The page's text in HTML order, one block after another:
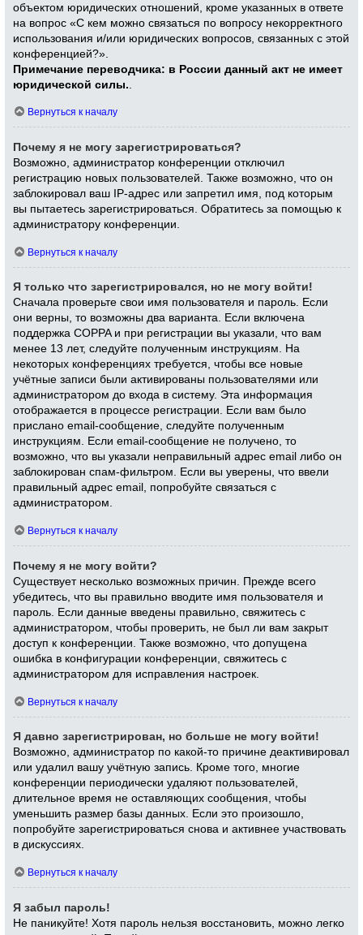
объектом юридических отношений, кроме указанных в ответе
на вопрос «С кем можно связаться по вопросу некорректного
использования и/или юридических вопросов, связанных с этой
конференцией?».
Примечание переводчика: в России данный акт не имеет
юридической силы.
Вернуться к началу
Почему я не могу зарегистрироваться?
Возможно, администратор конференции отключил
регистрацию новых пользователей. Также возможно, что он
заблокировал ваш IP-адрес или запретил имя, под которым
вы пытаетесь зарегистрироваться. Обратитесь за помощью к
администратору конференции.
Вернуться к началу
Я только что зарегистрировался, но не могу войти!
Сначала проверьте свои имя пользователя и пароль. Если
они верны, то возможны два варианта. Если включена
поддержка COPPA и при регистрации вы указали, что вам
менее 13 лет, следуйте полученным инструкциям. На
некоторых конференциях требуется, чтобы все новые
учётные записи были активированы пользователями или
администратором до входа в систему. Эта информация
отображается в процессе регистрации. Если вам было
прислано email-сообщение, следуйте полученным
инструкциям. Если email-сообщение не получено, то
возможно, что вы указали неправильный адрес email либо он
заблокирован спам-фильтром. Если вы уверены, что ввели
правильный адрес email, попробуйте связаться с
администратором.
Вернуться к началу
Почему я не могу войти?
Существует несколько возможных причин. Прежде всего
убедитесь, что вы правильно вводите имя пользователя и
пароль. Если данные введены правильно, свяжитесь с
администратором, чтобы проверить, не был ли вам закрыт
доступ к конференции. Также возможно, что допущена
ошибка в конфигурации конференции, свяжитесь с
администратором для исправления настроек.
Вернуться к началу
Я давно зарегистрирован, но больше не могу войти!
Возможно, администратор по какой-то причине деактивировал
или удалил вашу учётную запись. Кроме того, многие
конференции периодически удаляют пользователей,
длительное время не оставляющих сообщения, чтобы
уменьшить размер базы данных. Если это произошло,
попробуйте зарегистрироваться снова и активнее участвовать
в дискуссиях.
Вернуться к началу
Я забыл пароль!
Не паникуйте! Хотя пароль нельзя восстановить, можно легко